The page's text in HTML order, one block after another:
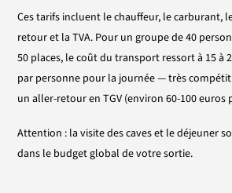
Ces tarifs incluent le chauffeur, le carburant,
retour et la TVA. Pour un groupe de 40
50 places, le coût du transport ressort à 15 à
par personne pour la journée — très
un aller-retour en TGV (environ 60-100 euros
Attention : la visite des caves et le déjeuner
dans le budget global de votre sortie.